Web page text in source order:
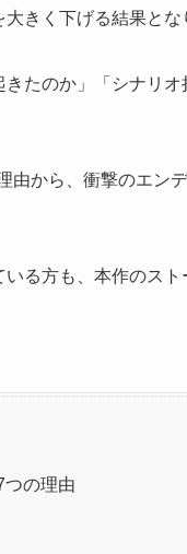
きく下げる結果とな
たのか」「シナリ
由から、衝撃のエン
る方も、本作のス
つの理由